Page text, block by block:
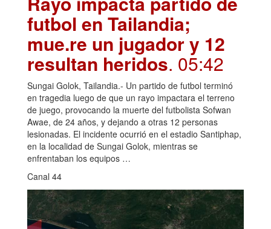
futbol en Tailandia;
mue.re un jugador y 12
resultan heridos. 05:42
Sungai Golok, Tailandia.- Un partido de futbol terminó
en tragedia luego de que un rayo impactara el terreno
de juego, provocando la muerte del futbolista Sofwan
Awae, de 24 años, y dejando a otras 12 personas
lesionadas. El incidente ocurrió en el estadio Santiphap,
en la localidad de Sungai Golok, mientras se
enfrentaban los equipos …
Canal 44